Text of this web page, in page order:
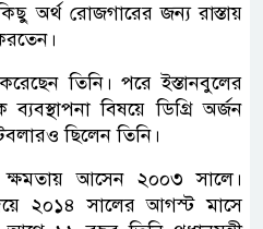
অর্থ রোজগারের জন্য রাস্তায়
তিনি। পরে ইস্তানবুলের
ব্যবস্থাপনা বিষয়ে ডিগ্রি অর্জন
ছিলেন তিনি।
ক্ষমতায় আসেন ২০০৩ সালে।
২০১৪ সালের আগস্ট মাসে